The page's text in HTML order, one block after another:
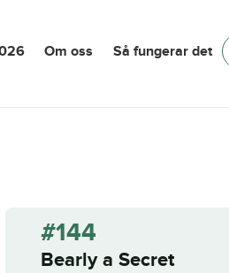
Om oss Så fungerar det
#144
Bearly a Secret